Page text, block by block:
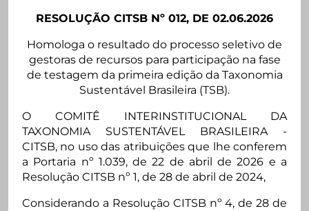
RESOLUÇÃO CITSB Nº 012, DE 02.06.2026
Homologa o resultado do processo seletivo de
gestoras de recursos para participação na fase
de testagem da primeira edição da Taxonomia
Sustentável Brasileira (TSB).
O COMITÊ INTERINSTITUCIONAL DA
TAXONOMIA SUSTENTÁVEL BRASILEIRA -
CITSB, no uso das atribuições que lhe conferem
a Portaria nº 1.039, de 22 de abril de 2026 e a
Resolução CITSB nº 1, de 28 de abril de 2024,
Considerando a Resolução CITSB nº 4, de 28 de